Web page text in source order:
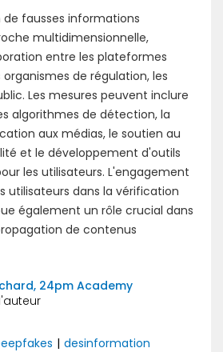
fausses informations
multidimensionnelle,
entre les plateformes
de régulation, les
Les mesures peuvent inclure
algorithmes de détection, la
aux médias, le soutien au
et le développement d'outils
les utilisateurs. L'engagement
utilisateurs dans la vérification
également un rôle crucial dans
de contenus
24pm Academy
| desinformation